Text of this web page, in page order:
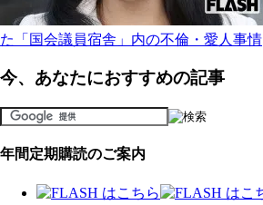
た「国会議員宿舎」内の不倫・愛人事情
今、あなたにおすすめの記事
年間定期購読のご案内